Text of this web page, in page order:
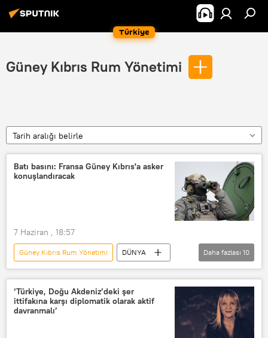
Türkiye
Güney Kıbrıs Rum Yönetimi
Tarih aralığı belirle
Batı basını: Fransa Güney Kıbrıs'a asker
konuşlandıracak
7 Haziran , 18:57
Güney Kıbrıs Rum Yönetimi
DÜNYA
Batı
Batı basını
Avrupa
Fransa
Kıbrıs
Asker
Anlaşma
Haberler
Akdeniz
Daha fazlası 10
‘Türkiye, Doğu Akdeniz’deki şer
ittifakına karşı diplomatik olarak aktif
davranmalı’